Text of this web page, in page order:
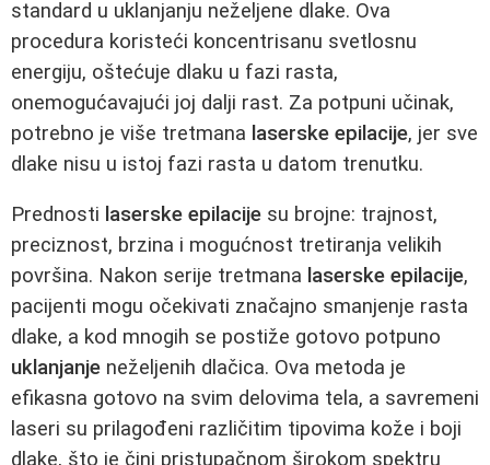
standard u uklanjanju neželjene dlake. Ova
procedura koristeći koncentrisanu svetlosnu
energiju, oštećuje dlaku u fazi rasta,
onemogućavajući joj dalji rast. Za potpuni učinak,
potrebno je više tretmana laserske epilacije, jer sve
dlake nisu u istoj fazi rasta u datom trenutku.
Prednosti laserske epilacije su brojne: trajnost,
preciznost, brzina i mogućnost tretiranja velikih
površina. Nakon serije tretmana laserske epilacije,
pacijenti mogu očekivati značajno smanjenje rasta
dlake, a kod mnogih se postiže gotovo potpuno
uklanjanje neželjenih dlačica. Ova metoda je
efikasna gotovo na svim delovima tela, a savremeni
laseri su prilagođeni različitim tipovima kože i boji
dlake, što je čini pristupačnom širokom spektru